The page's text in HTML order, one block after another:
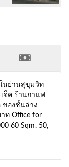
นย่านสุขุมวิท
จ็ค ร้านกาแฟ
ของชั้นล่าง
ท Office for
60 Sqm. 50,